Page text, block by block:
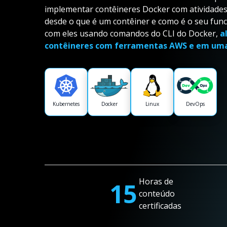
implementar contêineres Docker com
desde o que é um contêiner e como é o seu
com eles usando comandos do CLI do Docker,
contêineres com ferramentas AWS e em
Kubernetes Docker Linux DevOps
15 Horas de
conteúdo
certificadas